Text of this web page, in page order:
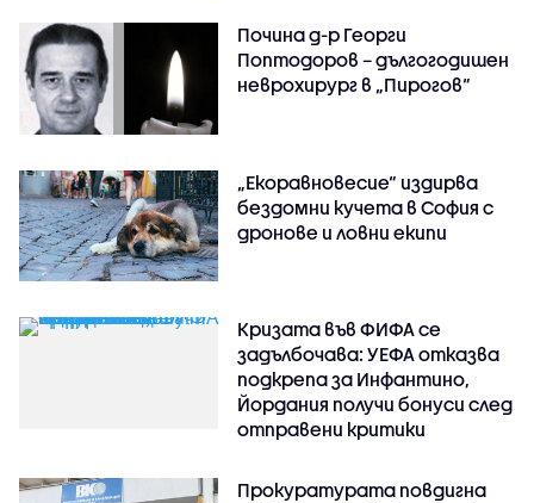
Почина д-р Георги
Поптодоров – дългогодишен
неврохирург в „Пирогов“
„Екоравновесие“ издирва
бездомни кучета в София с
дронове и ловни екипи
Кризата във ФИФА се
задълбочава: УЕФА отказва
подкрепа за Инфантино,
Йордания получи бонуси след
отправени критики
Прокуратурата повдигна